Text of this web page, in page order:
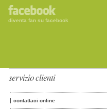
diventa fan su facebook
servizio clienti
contattaci online